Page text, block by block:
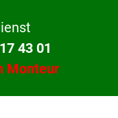
43 01
Monteur